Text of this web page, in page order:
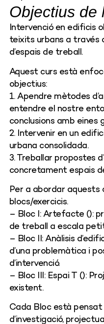
Objectius de
Intervenció en edificis
teixits urbans a través
d’espais de treball.
Aquest curs està
objectius:
1. Apendre mètodes
entendre el nostre
conclusions amb eines
2. Intervenir en un
urbana consolidada.
3. Treballar propostes
concretament espais
Per a abordar aquests
blocs/exercicis.
– Bloc I: Artefacte ():
de treball a escala
– Bloc II: Anàlisis
d’una problemàtica i
d’intervenció.
– Bloc III: Espai T ():
existent.
Cada Bloc està
d’investigació,